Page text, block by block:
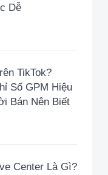
Dễ
TikTok?
Số GPM Hiệu
Bán Nên Biết
Center Là Gì?